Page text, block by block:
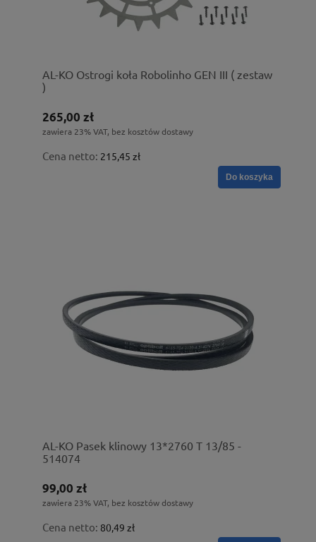
AL-KO Ostrogi koła Robolinho GEN III ( zestaw
)
265,00 zł
zawiera 23% VAT, bez kosztów dostawy
Cena netto: 215,45 zł
Do koszyka
AL-KO Pasek klinowy 13*2760 T 13/85 -
514074
99,00 zł
zawiera 23% VAT, bez kosztów dostawy
Cena netto: 80,49 zł